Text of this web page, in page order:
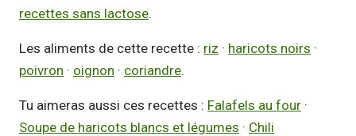
recettes sans lactose.
Les aliments de cette recette : riz · haricots noirs ·
poivron · oignon · coriandre.
Tu aimeras aussi ces recettes : Falafels au four ·
Soupe de haricots blancs et légumes · Chili